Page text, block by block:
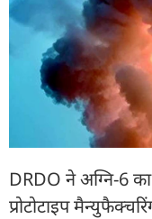
DRDO ने अग्नि-6
प्रोटोटाइप